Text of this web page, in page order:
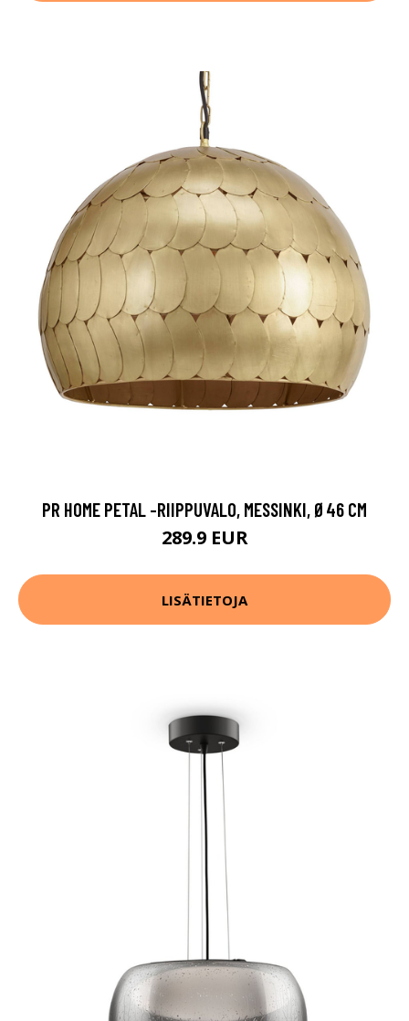
PR HOME PETAL -RIIPPUVALO, MESSINKI, Ø46 CM
289.9 EUR
LISÄTIETOJA